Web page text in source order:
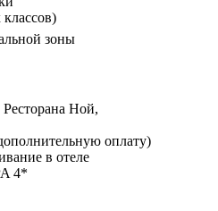
зоны
Ной,
оплату)
в отеле
4*